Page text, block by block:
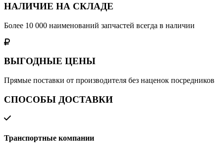
НАЛИЧИЕ НА СКЛАДЕ
Более 10 000 наименований запчастей всегда в наличии
ВЫГОДНЫЕ ЦЕНЫ
Прямые поставки от производителя без наценок посредников
СПОСОБЫ ДОСТАВКИ
Транспортные компании